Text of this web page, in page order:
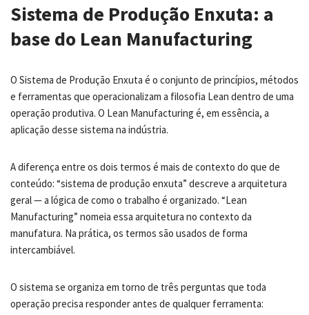
Sistema de Produção Enxuta: a
base do Lean Manufacturing
O Sistema de Produção Enxuta é o conjunto de princípios, métodos
e ferramentas que operacionalizam a filosofia Lean dentro de uma
operação produtiva. O Lean Manufacturing é, em essência, a
aplicação desse sistema na indústria.
A diferença entre os dois termos é mais de contexto do que de
conteúdo: “sistema de produção enxuta” descreve a arquitetura
geral — a lógica de como o trabalho é organizado. “Lean
Manufacturing” nomeia essa arquitetura no contexto da
manufatura. Na prática, os termos são usados de forma
intercambiável.
O sistema se organiza em torno de três perguntas que toda
operação precisa responder antes de qualquer ferramenta: